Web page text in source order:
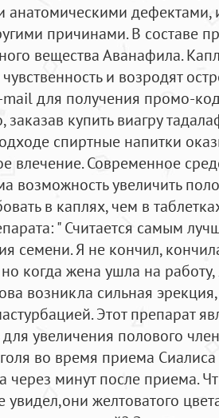
анатомическими дефектами,
причинами. В составе
вещества Аванафила.
и возродят
для получения промо-
заказав купить виагру
спиртные напитки
влечение. Современное
возможность увеличить
в каплях, чем в
" Считается самым
семени. Я не кончил,
когда жена ушла на
возникла сильная
Этот препарат
увеличения полового
во время приема
через минут после приема.
увидел,они желтоватого